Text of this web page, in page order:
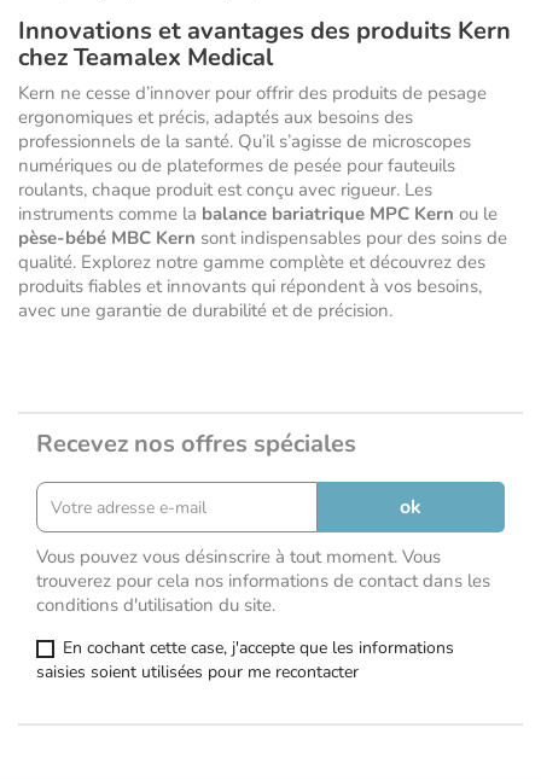
Innovations et avantages des produits Kern
chez Teamalex Medical
Kern ne cesse d’innover pour offrir des produits de pesage
ergonomiques et précis, adaptés aux besoins des
professionnels de la santé. Qu’il s’agisse de microscopes
numériques ou de plateformes de pesée pour fauteuils
roulants, chaque produit est conçu avec rigueur. Les
instruments comme la balance bariatrique MPC Kern ou le
pèse-bébé MBC Kern sont indispensables pour des soins de
qualité. Explorez notre gamme complète et découvrez des
produits fiables et innovants qui répondent à vos besoins,
avec une garantie de durabilité et de précision.
Recevez nos offres spéciales
Vous pouvez vous désinscrire à tout moment. Vous
trouverez pour cela nos informations de contact dans les
conditions d'utilisation du site.
En cochant cette case, j'accepte que les informations
saisies soient utilisées pour me recontacter